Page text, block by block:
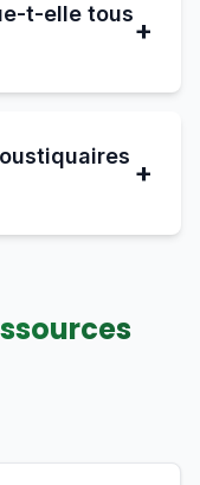
t-elle tous+
+